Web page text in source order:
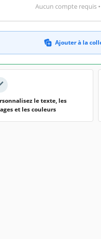
Aucun compte requis
Ajouter à la
le texte, les
et les couleurs